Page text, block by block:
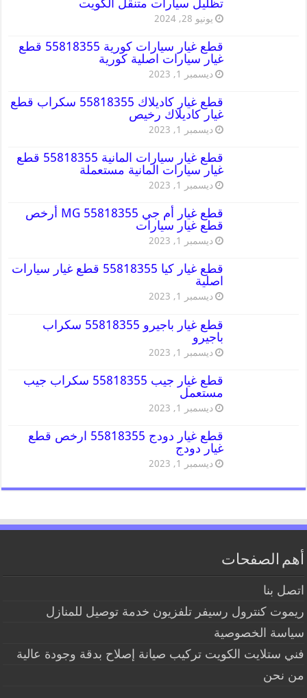
يونيو 28, 2024
قطع غيار سيارات كورية 55818355 قطع
غيار سيارات اصلية كورية
ديسمبر 1, 2023
قطع غيار كاديلاك 55818355 سكراب قطع
غيار كاديلاك رخيص
ديسمبر 1, 2023
قطع غيار سيارات المانية 55818355 قطع
غيار سيارات المانية مستعملة
ديسمبر 1, 2023
قطع غيار أم جي MG 55818355 أرخص
قطع غيار سيارات
ديسمبر 1, 2023
قطع غيار كيا 55818355 قطع غيار سيارات
اصلية
ديسمبر 1, 2023
قطع غيار باجيرو 55818355 سكراب
باجيرو
ديسمبر 1, 2023
قطع غيار جيب 55818355 سكراب جيب
مستعمل
ديسمبر 1, 2023
قطع غيار دودج 55818355 ارخص قطع
غيار دودج
ديسمبر 1, 2023
أهم الصفحات
اتصل بنا
ريموت كنترول رسيفر تلفزيون خدمة توصيل للمنازل
سياسة الخصوصية
فني ستلايت الكويت تركيب صيانة إصلاح بدقة وجودة عالية
من نحن